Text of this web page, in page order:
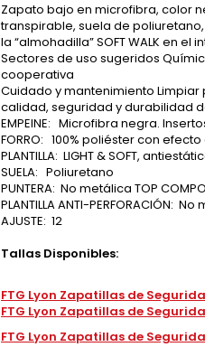
Zapato bajo en microfibra, color
transpirable, suela de
la “almohadilla” SOFT WALK en el
Sectores de uso sugeridos
cooperativa
Cuidado y mantenimiento
calidad, seguridad y durabilidad
EMPEINE: Microfibra negra.
FORRO: 100% poliéster con
PLANTILLA: LIGHT & SOFT,
SUELA: Poliuretano
PUNTERA: No metálica TOP
PLANTILLA ANTI-PERFORACIÓN: No
AJUSTE: 12
Tallas Disponibles:
FTG Lyon Zapatillas de
FTG Lyon Zapatillas de
FTG Lyon Zapatillas de